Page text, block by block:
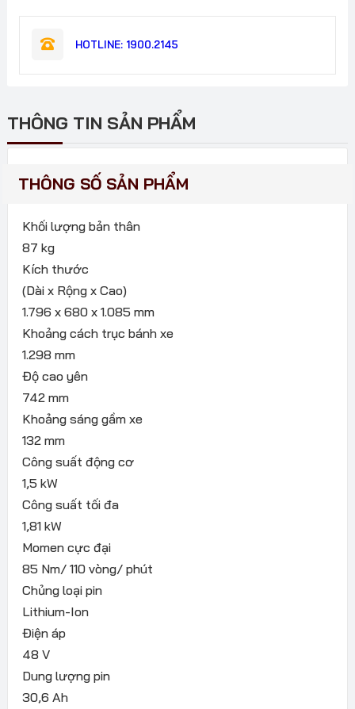
HOTLINE: 1900.2145
THÔNG TIN SẢN PHẨM
THÔNG SỐ SẢN PHẨM
Khối lượng bản thân
87 kg
Kích thước
(Dài x Rộng x Cao)
1.796 x 680 x 1.085 mm
Khoảng cách trục bánh xe
1.298 mm
Độ cao yên
742 mm
Khoảng sáng gầm xe
132 mm
Công suất động cơ
1,5 kW
Công suất tối đa
1,81 kW
Momen cực đại
85 Nm/ 110 vòng/ phút
Chủng loại pin
Lithium-Ion
Điện áp
48 V
Dung lượng pin
30,6 Ah